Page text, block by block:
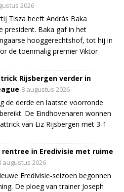
2026
Tisza heeft András Baka
president. Baka gaf in het
hooggerechtshof, tot hij in
de toenmalig premier Viktor
Rijsbergen verder in
8 augustus 2026
de derde en laatste voorronde
De Eindhovenaren wonnen
van Liz Rijsbergen met 3-1
in Eredivisie met ruime
augustus 2026
Eredivisie-seizoen begonnen
De ploeg van trainer Joseph